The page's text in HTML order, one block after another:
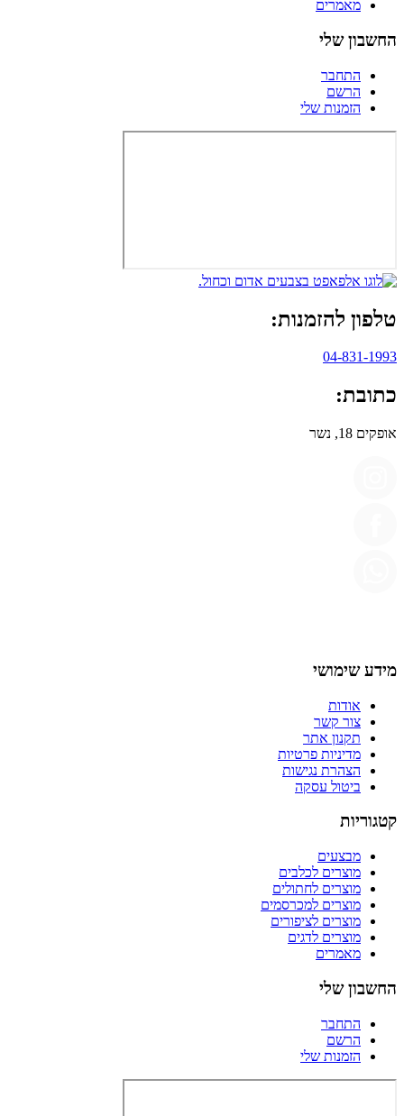
מאמרים
החשבון שלי
התחבר
הרשם
הזמנות שלי
טלפון להזמנות:
04-831-1993
כתובת:
אופקים 18, נשר
מידע שימושי
אודות
צור קשר
תקנון אתר
מדיניות פרטיות
הצהרת נגישות
ביטול עסקה
קטגוריות
מבצעים
מוצרים לכלבים
מוצרים לחתולים
מוצרים למכרסמים
מוצרים לציפורים
מוצרים לדגים
מאמרים
החשבון שלי
התחבר
הרשם
הזמנות שלי